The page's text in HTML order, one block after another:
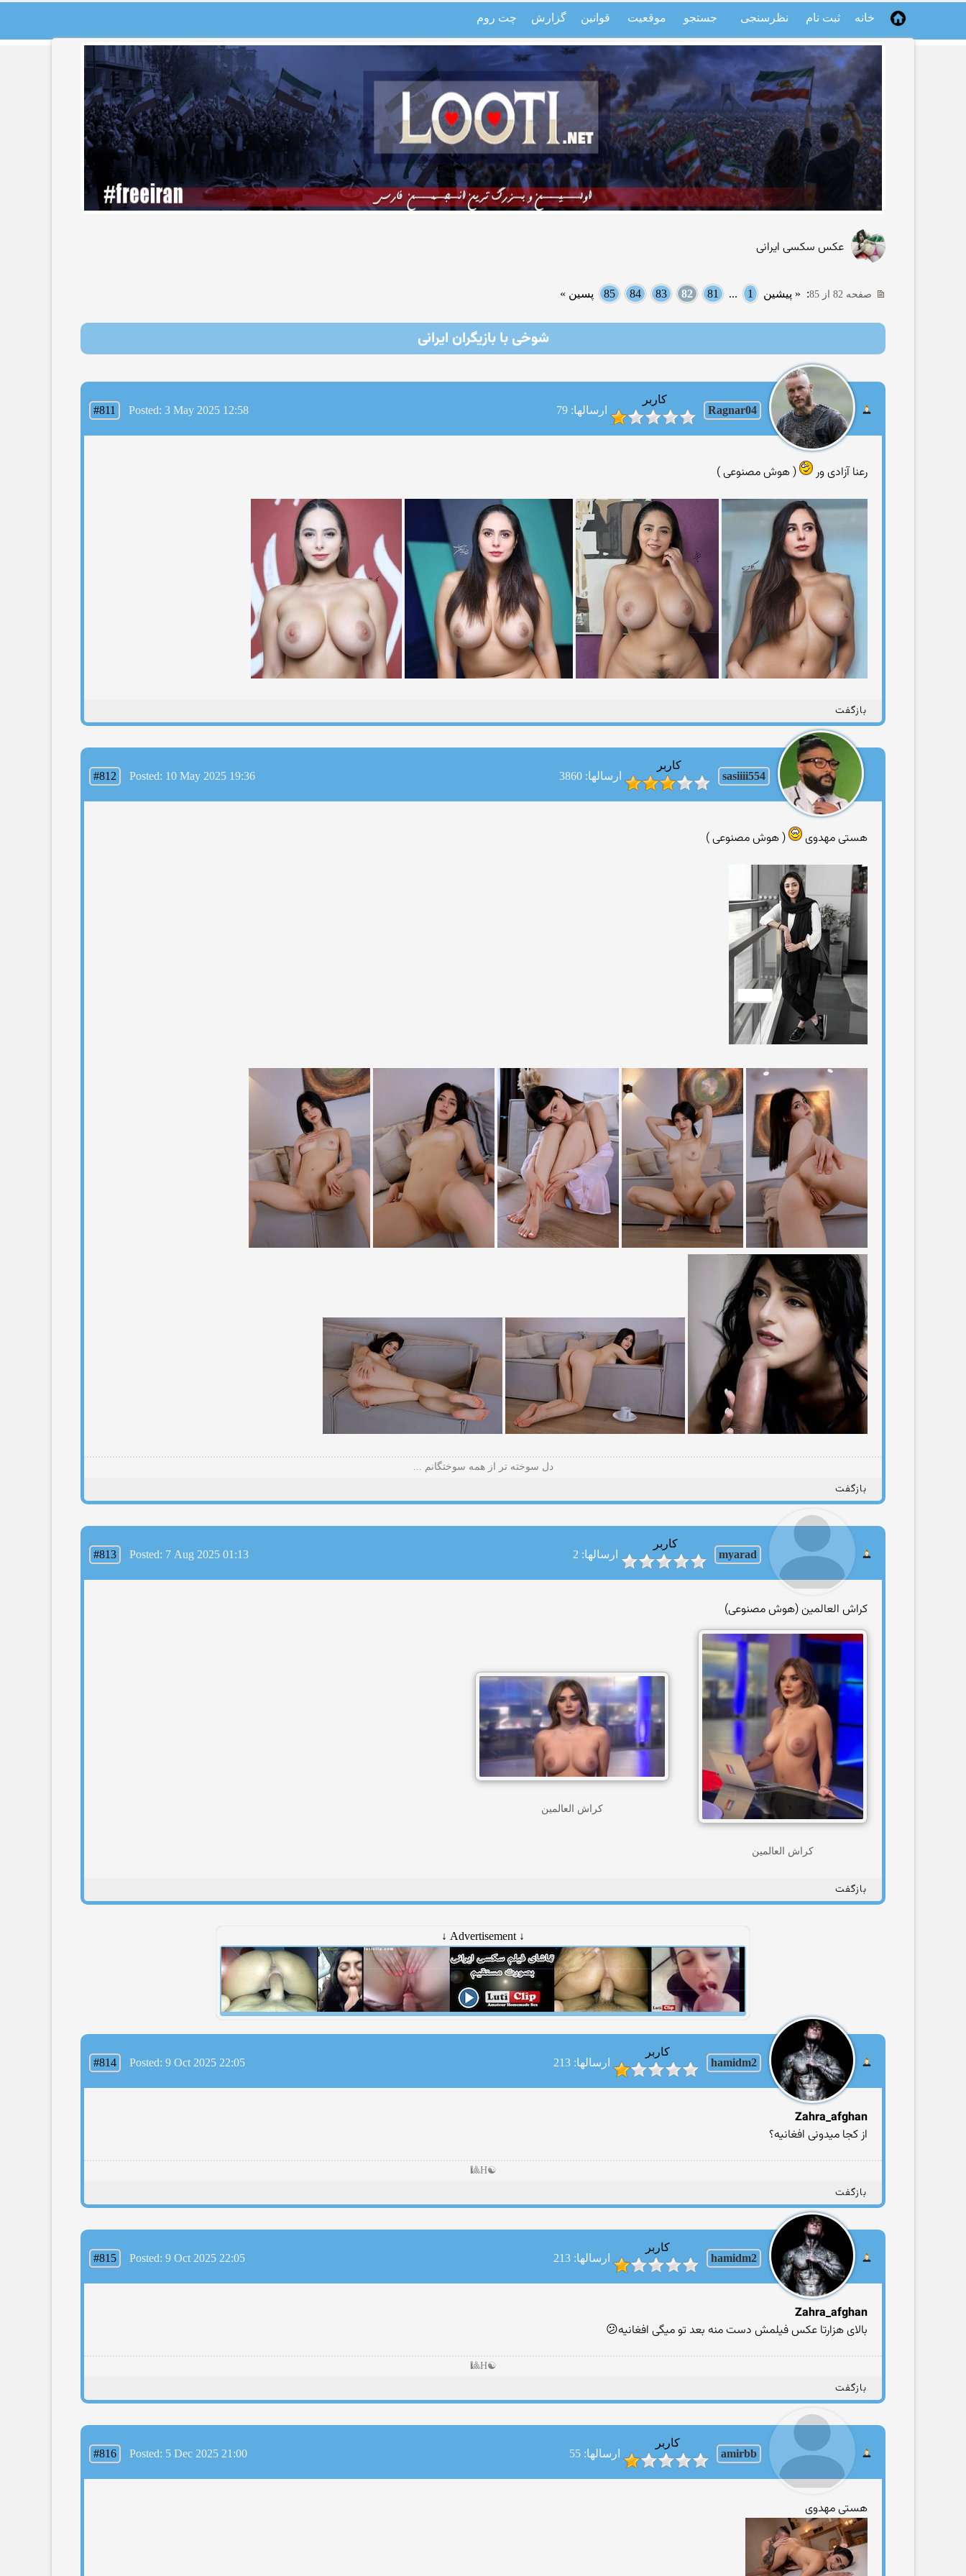
خانه ثبت نام نظرسنجی جستجو موقعیت قوانین گزارش چت روم
عکس سکسی ایرانی
صفحه 82 از 85 : « پیشین 1
...
81
82
83
84
85 پسین »
شوخی با بازیگران ایرانی
Ragnar04
کاربر
ارسالها: 79
#811 Posted: 3 May 2025 12:58
رعنا آزادی ور ( هوش مصنوعی )
بازگفت
sasiiii554
کاربر
ارسالها: 3860
#812 Posted: 10 May 2025 19:36
هستی مهدوی ( هوش مصنوعی )
دل سوخته تر از همه سوختگانم ...
بازگفت
myarad
کاربر
ارسالها: 2
#813 Posted: 7 Aug 2025 01:13
کراش العالمین (هوش مصنوعی)
کراش العالمین
کراش العالمین
بازگفت
↓ Advertisement ↓
hamidm2
کاربر
ارسالها: 213
#814 Posted: 9 Oct 2025 22:05
Zahra_afghan
از کجا میدونی افغانیه؟
☯H🎱
بازگفت
hamidm2
کاربر
ارسالها: 213
#815 Posted: 9 Oct 2025 22:05
Zahra_afghan
بالای هزارتا عکس فیلمش دست منه بعد تو میگی افغانیه😕
☯H🎱
بازگفت
amirbb
کاربر
ارسالها: 55
#816 Posted: 5 Dec 2025 21:00
هستی مهدوی